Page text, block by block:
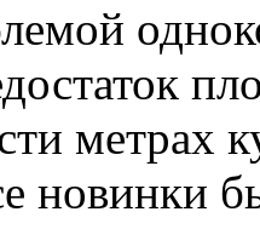
метрах
новинки